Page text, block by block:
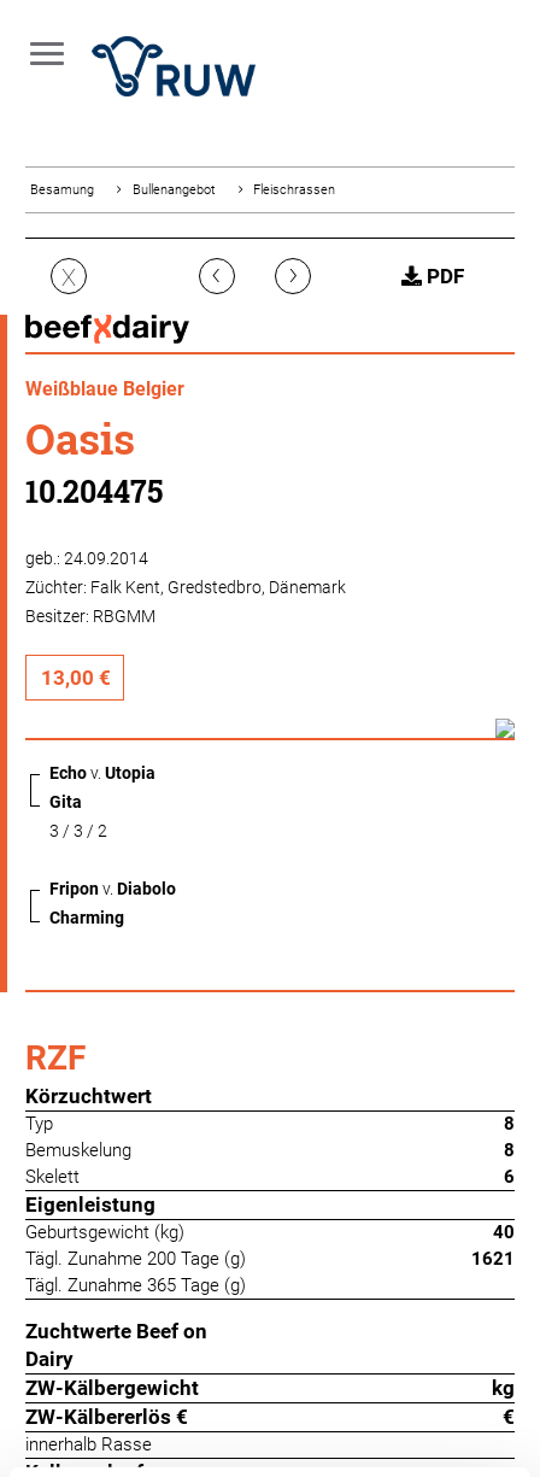
Besamung Bullenangebot Fleischrassen
X ‹ › PDF
Weißblaue Belgier
Oasis
10.204475
geb.: 24.09.2014
Züchter: Falk Kent, Gredstedbro, Dänemark
Besitzer: RBGMM
13,00 €
Echov. Utopia
Gita
3 / 3 / 2
Friponv. Diabolo
Charming
RZF
Körzuchtwert
Typ
8
Bemuskelung
8
Skelett
6
Eigenleistung
Geburtsgewicht (kg)
40
Tägl. Zunahme 200 Tage (g)
1621
Tägl. Zunahme 365 Tage (g)
Zuchtwerte Beef on
Dairy
ZW-Kälbergewicht
kg
ZW-Kälbererlös €
€
innerhalb Rasse
Kalbeverlauf